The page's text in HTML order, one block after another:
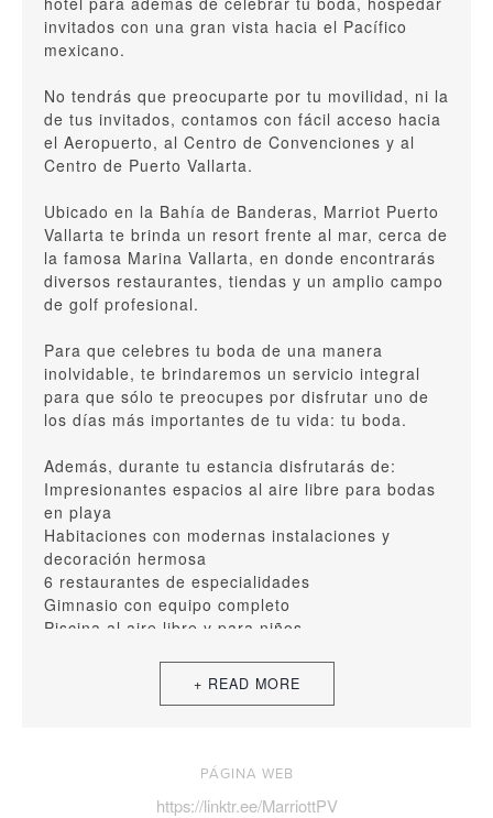
invitados con una gran vista hacia el Pacífico
mexicano.
No tendrás que preocuparte por tu movilidad, ni la
de tus invitados, contamos con fácil acceso hacia
el Aeropuerto, al Centro de Convenciones y al
Centro de Puerto Vallarta.
Ubicado en la Bahía de Banderas, Marriot Puerto
Vallarta te brinda un resort frente al mar, cerca de
la famosa Marina Vallarta, en donde encontrarás
diversos restaurantes, tiendas y un amplio campo
de golf profesional.
Para que celebres tu boda de una manera
inolvidable, te brindaremos un servicio integral
para que sólo te preocupes por disfrutar uno de
los días más importantes de tu vida: tu boda.
Además, durante tu estancia disfrutarás de:
Impresionantes espacios al aire libre para bodas
en playa
Habitaciones con modernas instalaciones y
decoración hermosa
6 restaurantes de especialidades
Gimnasio con equipo completo
Piscina al aire libre y para niños
PÁGINA WEB
https://linktr.ee/MarriottPV